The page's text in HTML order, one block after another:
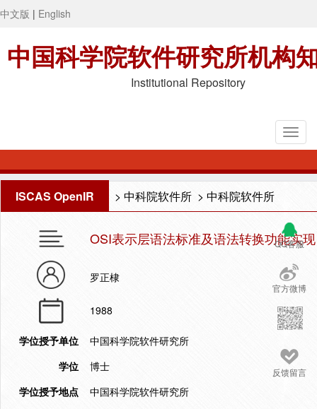
中文版 | English
中国科学院软件研究所机构
Institutional Repository
ISCAS OpenIR > 中科院软件所 > 中科院软件所
QQ客服
官方微博
反馈留言
OSI表示层语法标准及语法转换功能实现
罗正棣
1988
学位授予单位
中国科学院软件研究所
学位
博士
学位授予地点
中国科学院软件研究所